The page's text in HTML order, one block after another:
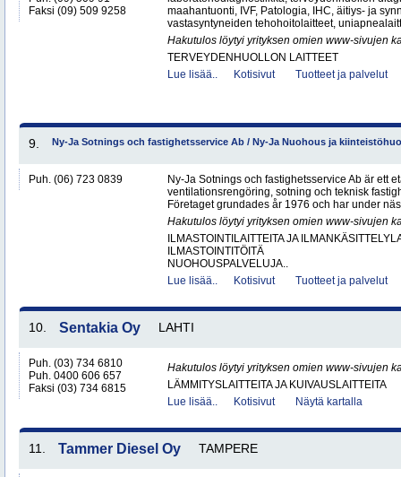
Faksi (09) 509 9258
maahantuonti, IVF, Patologia, IHC, äitiys- ja
vastasyntyneiden tehohoitolaitteet,
Hakutulos löytyi yrityksen omien www-sivujen
TERVEYDENHUOLLON LAITTEET
Lue lisää..
Kotisivut Tuotteet ja palvelut
9. Ny-Ja Sotnings och fastighetsservice Ab / Ny-Ja Nuohous ja
Puh. (06) 723 0839
Ny-Ja Sotnings och fastighetsservice Ab är ett
ventilationsrengöring, sotning och teknisk
Företaget grundades år 1976 och har under
Hakutulos löytyi yrityksen omien www-sivujen
ILMASTOINTILAITTEITA JA
ILMASTOINTITÖITÄ
NUOHOUSPALVELUJA..
Lue lisää..
Kotisivut Tuotteet ja palvelut
10. Sentakia Oy LAHTI
Puh. (03) 734 6810
Puh. 0400 606 657
Faksi (03) 734 6815
Hakutulos löytyi yrityksen omien www-sivujen
LÄMMITYSLAITTEITA JA KUIVAUSLAITTEITA
Lue lisää..
Kotisivut Näytä kartalla
11. Tammer Diesel Oy TAMPERE